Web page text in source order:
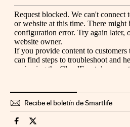
Recibe el boletín de Smartlife